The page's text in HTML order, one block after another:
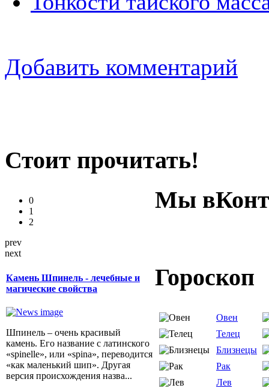
Добавить комментарий
Стоит прочитать!
0
1
2
prev
next
Камень Шпинель - лечебные и
магические свойства
Шпинель – очень красивый
камень. Его название с латинского
«spinelle», или «spina», переводится
«как маленький шип». Другая
версия происхождения назва...
Мы
Гороскоп
Овен
Телец
Близнецы
Рак
Лев